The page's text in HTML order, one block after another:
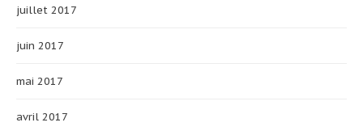
juillet 2017
juin 2017
mai 2017
avril 2017